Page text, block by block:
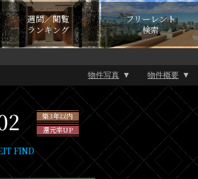
週間／閲覧
ランキング
フリーレント
検索
物件写真 物件概要
築3年以内
還元率UP
FIND